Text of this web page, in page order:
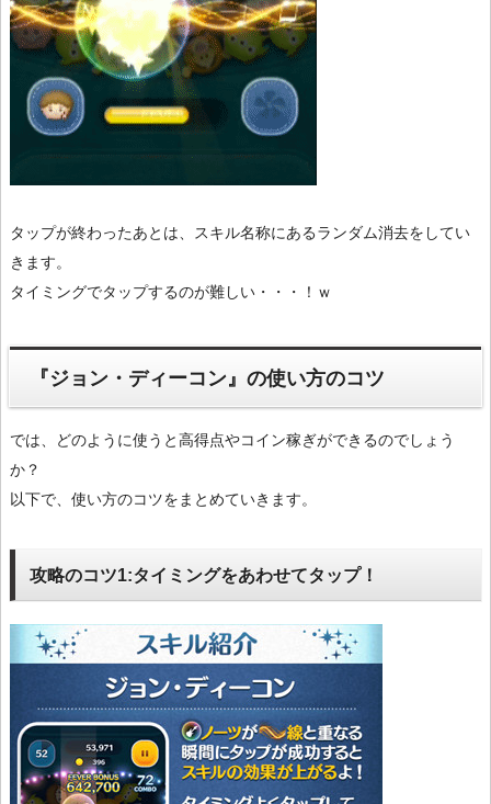
タップが終わったあとは、スキル名称にあるランダム消去をしてい
きます。
タイミングでタップするのが難しい・・・！ｗ
『ジョン・ディーコン』の使い方のコツ
では、どのように使うと高得点やコイン稼ぎができるのでしょう
か？
以下で、使い方のコツをまとめていきます。
攻略のコツ1:タイミングをあわせてタップ！